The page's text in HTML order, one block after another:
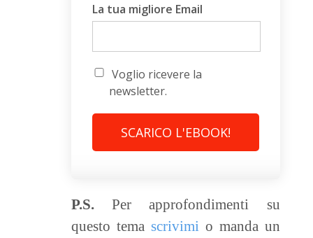
La tua migliore Email
Voglio ricevere la
newsletter.
SCARICO L'EBOOK!
P.S.Per approfondimenti su
questo tema scrivimio manda un